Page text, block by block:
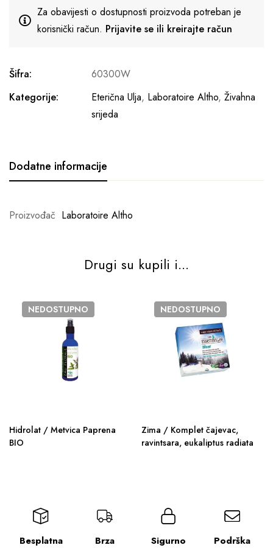
Za obavijesti o dostupnosti proizvoda potreban je
korisnički račun. Prijavite se ili kreirajte račun
Šifra:
60300W
Kategorije:
Eterična Ulja, Laboratoire Altho, Živahna
srijeda
Dodatne informacije
Proizvođač Laboratoire Altho
Drugi su kupili i...
NEDOSTUPNO
Hidrolat / Metvica Paprena
BIO
NEDOSTUPNO
Zima / Komplet čajevac,
ravintsara, eukaliptus radiata
Besplatna
Brza
Sigurno
Podrška